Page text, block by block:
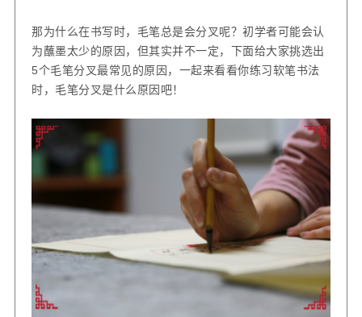
那为什么在书写时，毛笔总是会分叉呢？初学者可能会认
为蘸墨太少的原因，但其实并不一定，下面给大家挑选出
5个毛笔分叉最常见的原因，一起来看看你练习软笔书法
时，毛笔分叉是什么原因吧！